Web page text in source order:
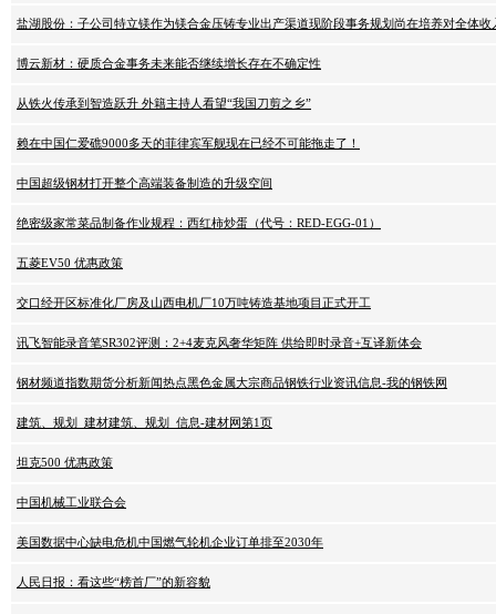
盐湖股份：子公司特立镁作为镁合金压铸专业出产渠道现阶段事务规划尚在培养对全体收
博云新材：硬质合金事务未来能否继续增长存在不确定性
从铁火传承到智造跃升 外籍主持人看望“我国刀剪之乡”
赖在中国仁爱礁9000多天的菲律宾军舰现在已经不可能拖走了！
中国超级钢材打开整个高端装备制造的升级空间
绝密级家常菜品制备作业规程：西红柿炒蛋（代号：RED-EGG-01）
五菱EV50 优惠政策
交口经开区标准化厂房及山西电机厂10万吨铸造基地项目正式开工
讯飞智能录音笔SR302评测：2+4麦克风奢华矩阵 供给即时录音+互译新体会
钢材频道指数期货分析新闻热点黑色金属大宗商品钢铁行业资讯信息-我的钢铁网
建筑、规划_建材建筑、规划_信息-建材网第1页
坦克500 优惠政策
中国机械工业联合会
美国数据中心缺电危机中国燃气轮机企业订单排至2030年
人民日报：看这些“榜首厂”的新容貌